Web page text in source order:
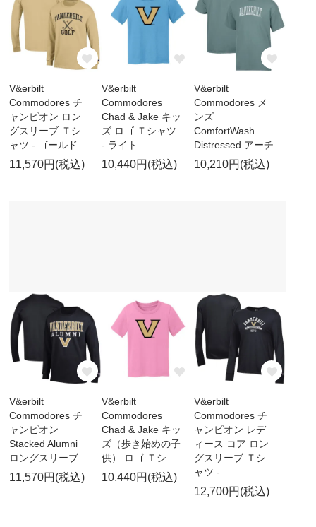
V&erbilt
Commodores チ
ャンピオン ロン
グスリーブ Ｔシ
ャツ - ゴールド
11,570円(税込)
V&erbilt
Commodores
Chad & Jake キッ
ズ ロゴ Ｔシャツ
- ライト
10,440円(税込)
V&erbilt
Commodores メ
ンズ
ComfortWash
Distressed アーチ
10,210円(税込)
V&erbilt
Commodores チ
ャンピオン
Stacked Alumni
ロングスリーブ
11,570円(税込)
V&erbilt
Commodores
Chad & Jake キッ
ズ（歩き始めの子
供） ロゴ Ｔシ
10,440円(税込)
V&erbilt
Commodores チ
ャンピオン レデ
ィース コア ロン
グスリーブ Ｔシ
ャツ -
12,700円(税込)